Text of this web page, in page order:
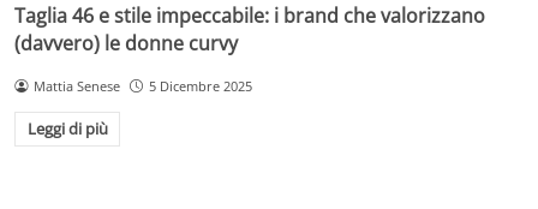
Taglia 46 e stile impeccabile: i brand che valorizzano
(davvero) le donne curvy
Mattia Senese 5 Dicembre 2025
Leggi di più